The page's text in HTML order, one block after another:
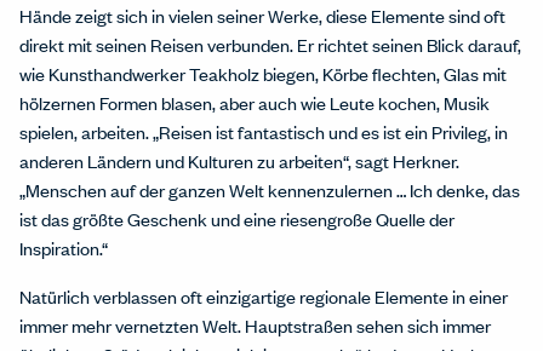
Hände zeigt sich in vielen seiner Werke, diese Elemente sind oft
direkt mit seinen Reisen verbunden. Er richtet seinen Blick darauf,
wie Kunsthandwerker Teakholz biegen, Körbe flechten, Glas mit
hölzernen Formen blasen, aber auch wie Leute kochen, Musik
spielen, arbeiten. „Reisen ist fantastisch und es ist ein Privileg, in
anderen Ländern und Kulturen zu arbeiten“, sagt Herkner.
„Menschen auf der ganzen Welt kennenzulernen … Ich denke, das
ist das größte Geschenk und eine riesengroße Quelle der
Inspiration.“
Natürlich verblassen oft einzigartige regionale Elemente in einer
immer mehr vernetzten Welt. Hauptstraßen sehen sich immer